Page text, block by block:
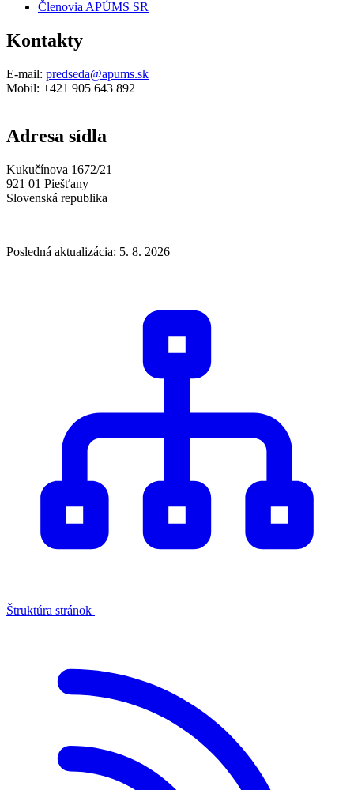
Členovia APÚMS SR
Kontakty
E-mail: predseda@apums.sk
Mobil: +421 905 643 892
Adresa sídla
Kukučínova 1672/21
921 01 Piešťany
Slovenská republika
Posledná aktualizácia: 5. 8. 2026
Štruktúra stránok |